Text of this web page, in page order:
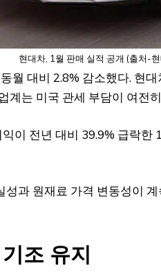
현대차, 1월 판매 실적 공개 (출처-
월 대비 2.8% 감소했다. 현
계는 미국 관세 부담이 여전
이 전년 대비 39.9% 급락
과 원재료 가격 변동성이
조 유지